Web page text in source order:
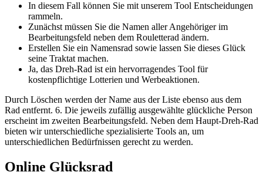
In diesem Fall können Sie mit unserem Tool Entscheidungen
rammeln.
Zunächst müssen Sie die Namen aller Angehöriger im
Bearbeitungsfeld neben dem Rouletterad ändern.
Erstellen Sie ein Namensrad sowie lassen Sie dieses Glück
seine Traktat machen.
Ja, das Dreh-Rad ist ein hervorragendes Tool für
kostenpflichtige Lotterien und Werbeaktionen.
Durch Löschen werden der Name aus der Liste ebenso aus dem
Rad entfernt. 6. Die jeweils zufällig ausgewählte glückliche Person
erscheint im zweiten Bearbeitungsfeld. Neben dem Haupt-Dreh-Rad
bieten wir unterschiedliche spezialisierte Tools an, um
unterschiedlichen Bedürfnissen gerecht zu werden.
Online Glücksrad